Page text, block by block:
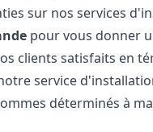
sur nos services
pour vous donner
clients satisfaits en
service
déterminés à